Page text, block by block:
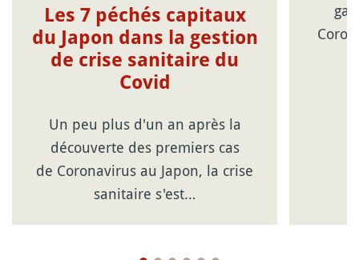
Les 7 péchés capitaux
du Japon dans la gestion
de crise sanitaire du
Covid
Un peu plus d'un an après la
découverte des premiers cas
de Coronavirus au Japon, la crise
sanitaire s'est…